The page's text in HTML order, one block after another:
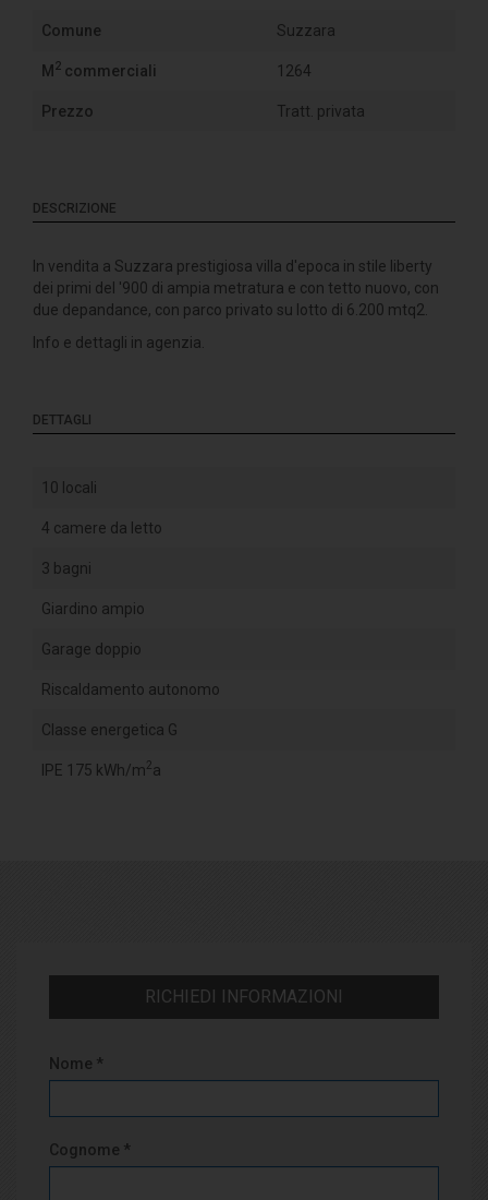
Comune Suzzara
M 2 commerciali 1264
Prezzo Tratt. privata
DESCRIZIONE
In vendita a Suzzara prestigiosa villa d'epoca in stile liberty
dei primi del '900 di ampia metratura e con tetto nuovo, con
due depandance, con parco privato su lotto di 6.200 mtq2.
Info e dettagli in agenzia.
DETTAGLI
10 locali
4 camere da letto
3 bagni
Giardino ampio
Garage doppio
Riscaldamento autonomo
Classe energetica G
IPE 175 kWh/m2a
RICHIEDI INFORMAZIONI
Nome *
Cognome *